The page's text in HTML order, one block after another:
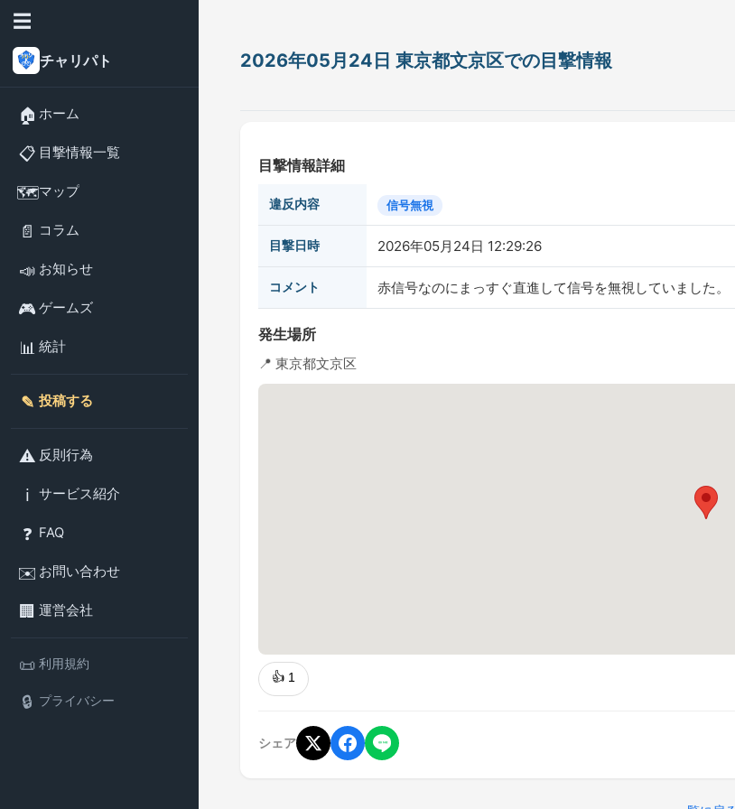
☰
チャリパト
🏠 ホーム
📋 目撃情報一覧
🗺️マップ
📄 コラム
📣 お知らせ
🎮 ゲームズ
📊 統計
✎️ 投稿する
⚠️ 反則行為
ℹ️ サービス紹介
❓ FAQ
✉️ お問い合わせ
🏢 運営会社
📜 利用規約
🔒 プライバシー
2026年05月24日 東京都文京区での目撃情報
目撃情報詳細
違反内容 信号無視
目撃日時 2026年05月24日 12:29:26
コメント 赤信号なのにまっすぐ直進して信号を無視していました。
発生場所
📍 東京都文京区
👍 1
シェア